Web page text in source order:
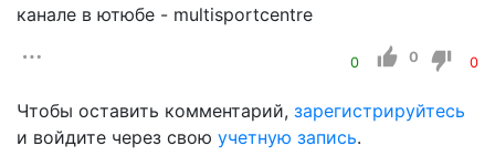
канале в ютюбе - multisportcentre
0 0 0
Чтобы оставить комментарий, зарегистрируйтесь
и войдите через свою учетную запись.